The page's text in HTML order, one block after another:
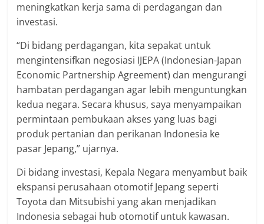
meningkatkan kerja sama di perdagangan dan
investasi.
“Di bidang perdagangan, kita sepakat untuk
mengintensifkan negosiasi IJEPA (Indonesian-Japan
Economic Partnership Agreement) dan mengurangi
hambatan perdagangan agar lebih menguntungkan
kedua negara. Secara khusus, saya menyampaikan
permintaan pembukaan akses yang luas bagi
produk pertanian dan perikanan Indonesia ke
pasar Jepang,” ujarnya.
Di bidang investasi, Kepala Negara menyambut baik
ekspansi perusahaan otomotif Jepang seperti
Toyota dan Mitsubishi yang akan menjadikan
Indonesia sebagai hub otomotif untuk kawasan.